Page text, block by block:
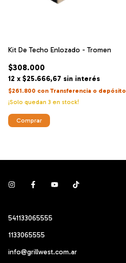
Kit De Techo Enlozado - Tromen
$308.000
12 x $25.666,67 sin interés
$261.800 con Transferencia o depósito
¡Solo quedan 3 en stock!
Comprar
541133065555
1133065555
info@grillwest.com.ar